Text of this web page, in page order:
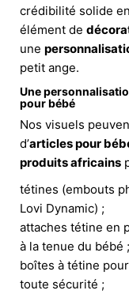
crédibilité solide
élément de
une
petit ange.
Une
pour bébé
Nos visuels
d’articles pour
produits africains
tétines (embouts
Lovi Dynamic) ;
attaches tétine en
à la tenue du bébé ;
boîtes à tétine
toute sécurité ;